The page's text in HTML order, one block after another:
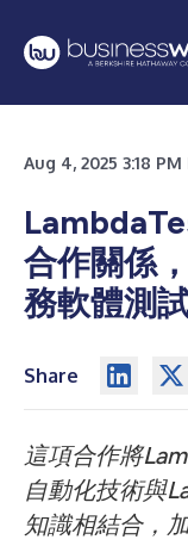
Aug 4, 2025 3:18
合作關係
務軟體測
Share
這項合作將
自動化技術與
知識相結合，